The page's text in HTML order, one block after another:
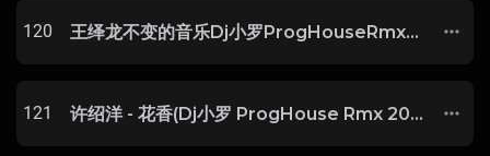
120 王绎龙不变的音乐Dj小罗ProgHouseRmx-玖零DJ整理♪♫
121 许绍洋 - 花香(Dj小罗 ProgHouse Rmx 2023)-玖零DJ整理♪♫